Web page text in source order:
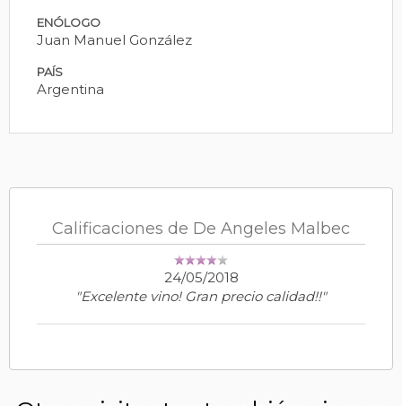
ENÓLOGO
Juan Manuel González
PAÍS
Argentina
Calificaciones de De Angeles Malbec
24/05/2018
"Excelente vino! Gran precio calidad!!"